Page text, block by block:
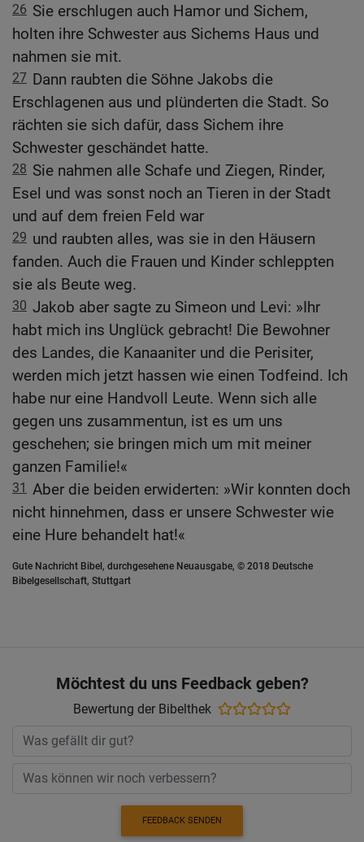
26 Sie erschlugen auch Hamor und Sichem,
holten ihre Schwester aus Sichems Haus und
nahmen sie mit.
27 Dann raubten die Söhne Jakobs die
Erschlagenen aus und plünderten die Stadt. So
rächten sie sich dafür, dass Sichem ihre
Schwester geschändet hatte.
28 Sie nahmen alle Schafe und Ziegen, Rinder,
Esel und was sonst noch an Tieren in der Stadt
und auf dem freien Feld war
29 und raubten alles, was sie in den Häusern
fanden. Auch die Frauen und Kinder schleppten
sie als Beute weg.
30 Jakob aber sagte zu Simeon und Levi: »Ihr
habt mich ins Unglück gebracht! Die Bewohner
des Landes, die Kanaaniter und die Perisiter,
werden mich jetzt hassen wie einen Todfeind. Ich
habe nur eine Handvoll Leute. Wenn sich alle
gegen uns zusammentun, ist es um uns
geschehen; sie bringen mich um mit meiner
ganzen Familie!«
31 Aber die beiden erwiderten: »Wir konnten doch
nicht hinnehmen, dass er unsere Schwester wie
eine Hure behandelt hat!«
Gute Nachricht Bibel, durchgesehene Neuausgabe, © 2018 Deutsche
Bibelgesellschaft, Stuttgart
Möchtest du uns Feedback geben?
Bewertung der Bibelthek
FEEDBACK SENDEN